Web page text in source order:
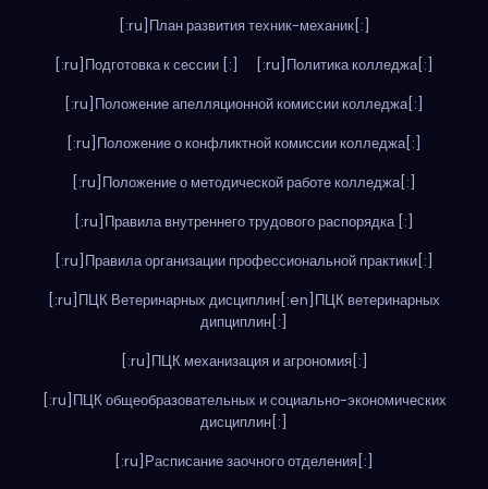
[:ru]План развития техник-механик[:]
[:ru]Подготовка к сессии [:]
[:ru]Политика колледжа[:]
[:ru]Положение апелляционной комиссии колледжа[:]
[:ru]Положение о конфликтной комиссии колледжа[:]
[:ru]Положение о методической работе колледжа[:]
[:ru]Правила внутреннего трудового распорядка [:]
[:ru]Правила организации профессиональной практики[:]
[:ru]ПЦК Ветеринарных дисциплин[:en]ПЦК ветеринарных
дипциплин[:]
[:ru]ПЦК механизация и агрономия[:]
[:ru]ПЦК общеобразовательных и социально-экономических
дисциплин[:]
[:ru]Расписание заочного отделения[:]